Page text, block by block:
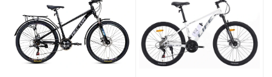
Trinx 24/34/42T
Trục giữa
Bạc đạn
Phanh
Phanh đĩa cơ thể thao
Vành
Hợp kim nhôm 2 lớp Trinx
Chiều cao
1m55– 1m80